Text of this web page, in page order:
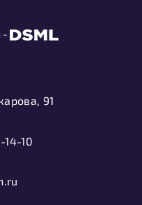
-
91
10